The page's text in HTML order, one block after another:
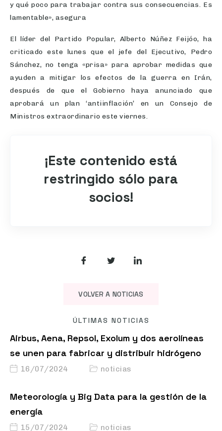
y qué poco para trabajar contra sus consecuencias. Es
lamentable», asegura
El líder del Partido Popular, Alberto Núñez Feijóo, ha
criticado este lunes que el jefe del Ejecutivo, Pedro
Sánchez, no tenga «prisa» para aprobar medidas que
ayuden a mitigar los efectos de la guerra en Irán,
después de que el Gobierno haya anunciado que
aprobará un plan ‘antiinflación’ en un Consejo de
Ministros extraordinario este viernes.
¡Este contenido está
restringido sólo para
socios!
VOLVER A NOTICIAS
ÚLTIMAS NOTICIAS
Airbus, Aena, Repsol, Exolum y dos aerolíneas
se unen para fabricar y distribuir hidrógeno
16/07/2024 noticias
Meteorología y Big Data para la gestión de la
energía
15/07/2024 noticias